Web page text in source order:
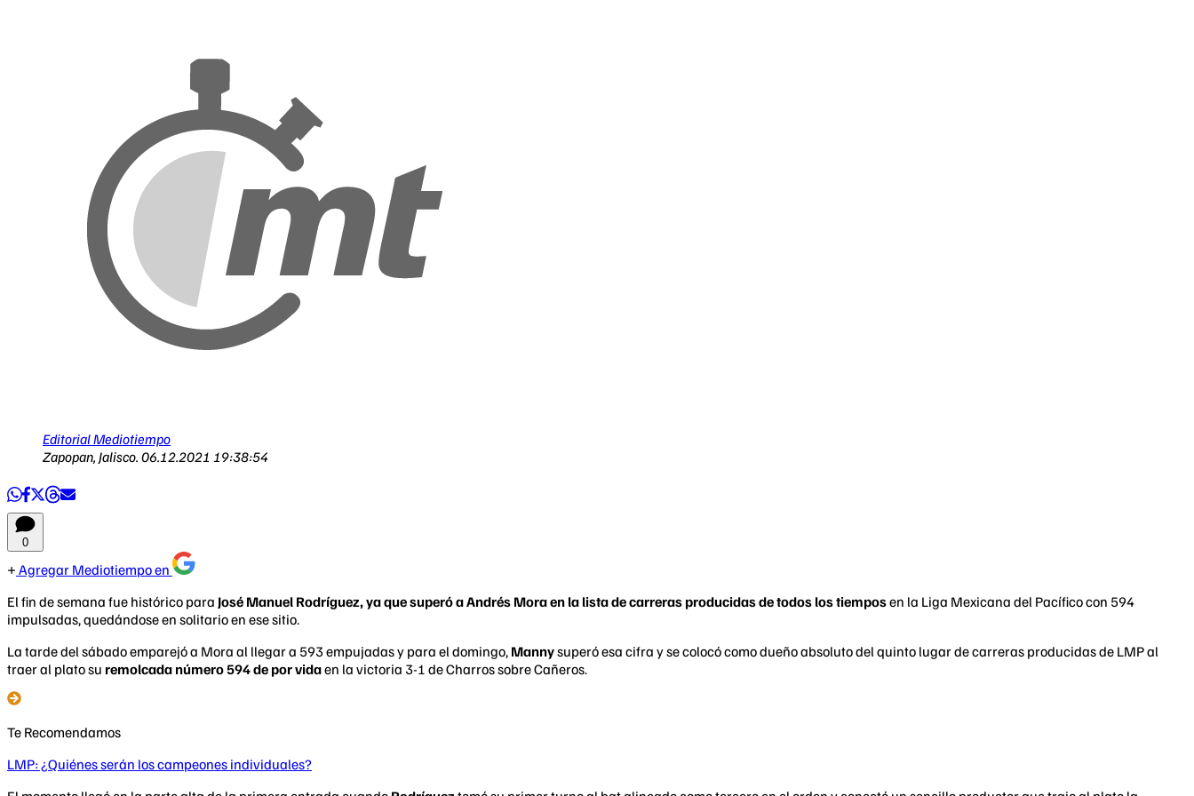
Editorial Mediotiempo
Zapopan, Jalisco. 06.12.2021 19:38:54
0
Agregar Mediotiempo en
El fin de semana fue histórico para José Manuel Rodríguez, ya que superó a Andrés Mora en la lista de carreras producidas de todos los tiemposen la Liga Mexicana del Pacífico con 594
impulsadas, quedándose en solitario en ese sitio.
La tarde del sábado emparejó a Mora al llegar a 593 empujadas y para el domingo, Mannysuperó esa cifra y se colocó como dueño absoluto del quinto lugar de carreras producidas de LMP al
traer al plato su remolcada número 594 de por vidaen la victoria 3-1 de Charros sobre Cañeros.
Te Recomendamos
LMP: ¿Quiénes serán los campeones individuales?